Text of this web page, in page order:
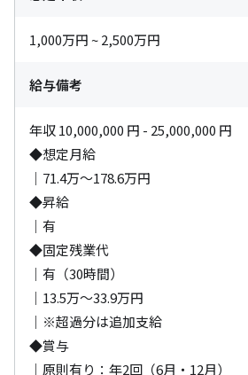
1,000万円 ~ 2,500万円
給与備考
年収 10,000,000 円 - 25,000,000 円
◆想定月給
｜71.4万～178.6万円
◆昇給
｜有
◆固定残業代
｜有（30時間）
｜13.5万～33.9万円
｜※超過分は追加支給
◆賞与
｜原則有り：年2回（6月・12月）